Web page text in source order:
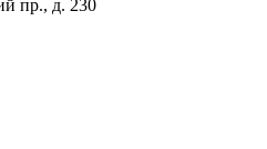
пр., д. 230